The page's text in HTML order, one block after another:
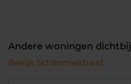
Andere woningen dichtbij
Bekijk Schimmelstraat